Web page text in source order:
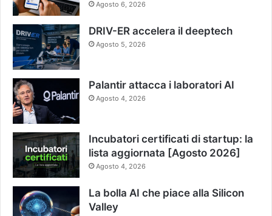
Agosto 6, 2026
DRIV-ER accelera il deeptech
Agosto 5, 2026
Palantir attacca i laboratori AI
Agosto 4, 2026
Incubatori certificati di startup: la
lista aggiornata [Agosto 2026]
Agosto 4, 2026
La bolla AI che piace alla Silicon
Valley